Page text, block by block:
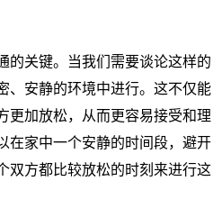
的关键。当我们需要谈论这样的
、安静的环境中进行。这不仅能
更加放松，从而更容易接受和理
在家中一个安静的时间段，避开
双方都比较放松的时刻来进行这